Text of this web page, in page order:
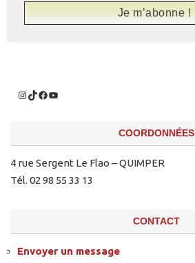
COORDONNÉES
4 rue Sergent Le Flao – QUIMPER
Tél. 02 98 55 33 13
CONTACT
Envoyer un message